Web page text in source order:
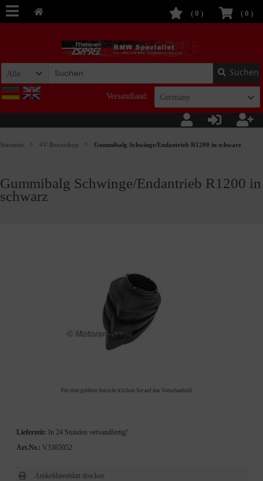
( 0 )
( 0 )
Alle Suchen
Versandland: Germany
Startseite 4V Boxershop Gummibalg Schwinge/Endantrieb R1200 in schwarz
Gummibalg Schwinge/Endantrieb R1200 in
schwarz
Für eine größere Ansicht klicken Sie auf das Vorschaubild
Lieferzeit:
In 24 Stunden versandfertig!
Art.Nr.: V3385052
Artikeldatenblatt drucken